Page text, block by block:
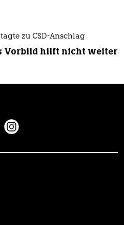
zu CSD-Anschlag
Vorbild hilft nicht weiter